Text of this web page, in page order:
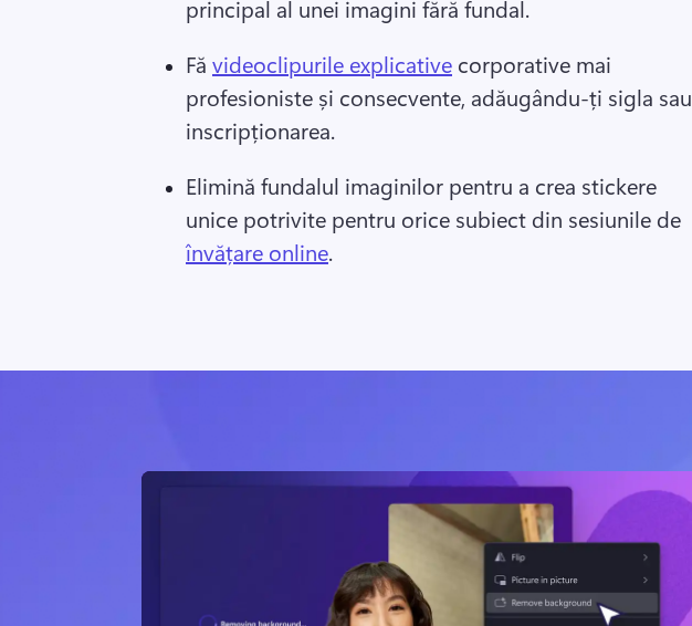
principal al unei imagini fără fundal.
Fă videoclipurile explicative corporative mai
profesioniste și consecvente, adăugându-ți sigla sau
inscripționarea.
Elimină fundalul imaginilor pentru a crea stickere
unice potrivite pentru orice subiect din sesiunile de
învățare online.